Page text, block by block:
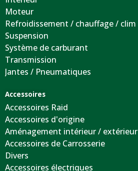
Moteur
Refroidissement / chauffage / clim
Suspension
Système de carburant
Transmission
Jantes / Pneumatiques
Accessoires
Accessoires Raid
Accessoires d'origine
Aménagement intérieur / extérieur
Accessoires de Carrosserie
Divers
Accessoires électriques